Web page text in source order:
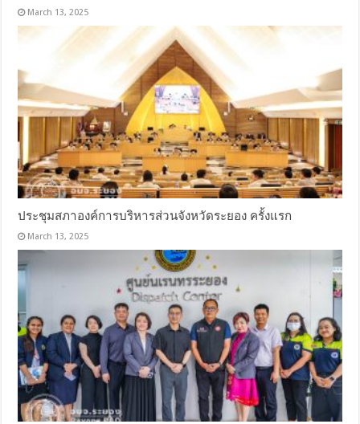
March 13, 2025
ประชุมสภาองค์การบริหารส่วนจังหวัดระยอง ครั้งแรก
March 13, 2025